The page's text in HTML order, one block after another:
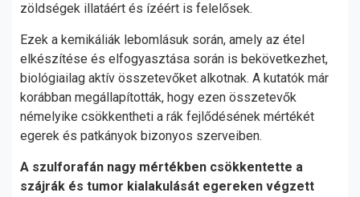
zöldségek illatáért és ízéért is felelősek.
Ezek a kemikáliák lebomlásuk során, amely az étel
elkészítése és elfogyasztása során is bekövetkezhet,
biológiailag aktív összetevőket alkotnak. A kutatók már
korábban megállapították, hogy ezen összetevők
némelyike csökkentheti a rák fejlődésének mértékét
egerek és patkányok bizonyos szerveiben.
A szulforafán nagy mértékben csökkentette a
szájrák és tumor kialakulását egereken végzett